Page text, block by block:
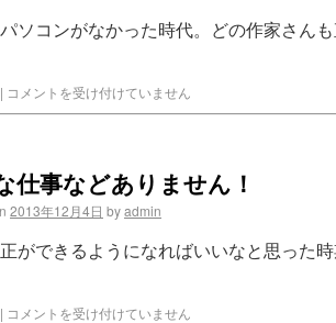
ソコンがなかった時代。どの作家さん
| コメントを受け付けていません
仕事などありません！
2013年12月4日 byadmin
ができるようになればいいなと思った
| コメントを受け付けていません